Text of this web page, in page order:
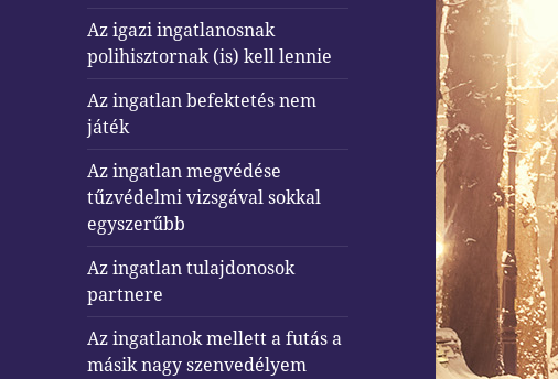
Az igazi ingatlanosnak
polihisztornak (is) kell lennie
Az ingatlan befektetés nem
játék
Az ingatlan megvédése
tűzvédelmi vizsgával sokkal
egyszerűbb
Az ingatlan tulajdonosok
partnere
Az ingatlanok mellett a futás a
másik nagy szenvedélyem